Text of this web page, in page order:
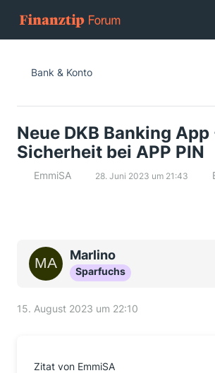
Bank & Konto
Neue DKB Banking App
Sicherheit bei APP PIN
EmmiSA 28. Juni 2023 um 21:43
Marlino
Sparfuchs
15. August 2023 um 22:10
Zitat von EmmiSA